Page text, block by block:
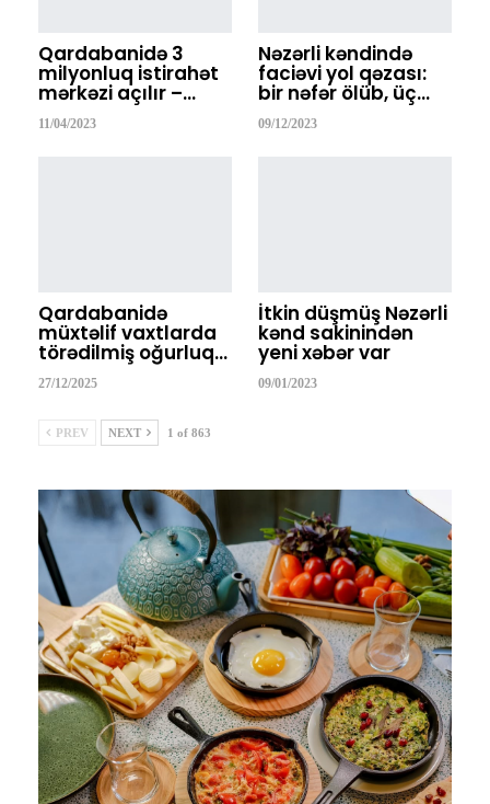
Qardabanidə 3
milyonluq istirahət
mərkəzi açılır –…
11/04/2023
Nəzərli kəndində
faciəvi yol qəzası:
bir nəfər ölüb, üç…
09/12/2023
Qardabanidə
müxtəlif vaxtlarda
törədilmiş oğurluq…
27/12/2025
İtkin düşmüş Nəzərli
kənd sakinindən
yeni xəbər var
09/01/2023
PREV NEXT 1 of 863